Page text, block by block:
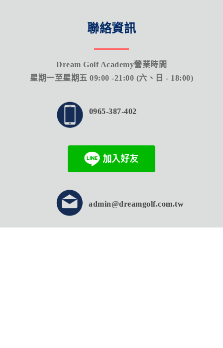
聯絡資訊
Dream Golf Academy營業時間
星期一至星期五 09:00 -21:00 (六、日 - 18:00)
0965-387-402
admin@dreamgolf.com.tw